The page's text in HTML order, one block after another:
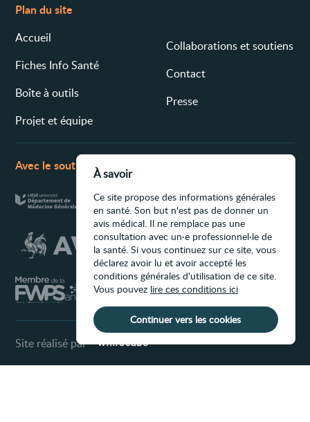
Plan du site
Accueil
Fiches Info Santé
Boîte à outils
Projet et équipe
Collaborations et soutiens
Contact
Presse
Avec le soutien de
Site réalisé par
À savoir
Ce site propose des informations générales
en santé. Son but n'est pas de donner un
avis médical. Il ne remplace pas une
consultation avec un·e professionnel·le de
la santé. Si vous continuez sur ce site, vous
déclarez avoir lu et avoir accepté les
conditions générales d'utilisation de ce site.
Vous pouvez lire ces conditions ici
Continuer vers les cookies